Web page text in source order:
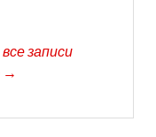
записи
→